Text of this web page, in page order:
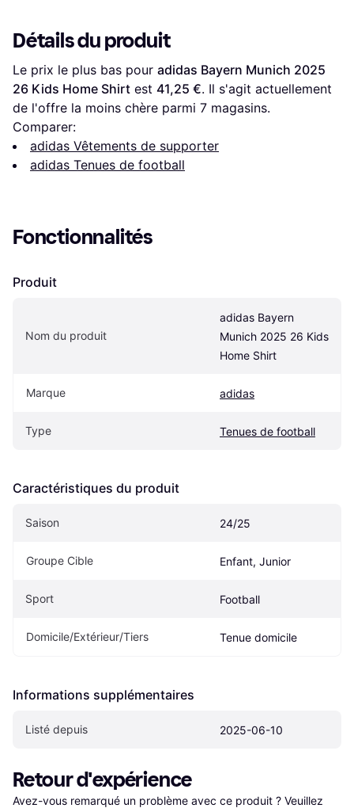
Détails du produit
Le prix le plus bas pour adidas Bayern Munich 2025
26 Kids Home Shirt est 41,25 €. Il s'agit actuellement
de l'offre la moins chère parmi 7 magasins.
Comparer:
adidas Vêtements de supporter
adidas Tenues de football
Fonctionnalités
Produit
Nom du produit
adidas Bayern
Munich 2025 26 Kids
Home Shirt
Marque adidas
Type Tenues de football
Caractéristiques du produit
Saison 24/25
Groupe Cible Enfant, Junior
Sport Football
Domicile/Extérieur/Tiers Tenue domicile
Informations supplémentaires
Listé depuis 2025-06-10
Retour d'expérience
Avez-vous remarqué un problème avec ce produit ? Veuillez